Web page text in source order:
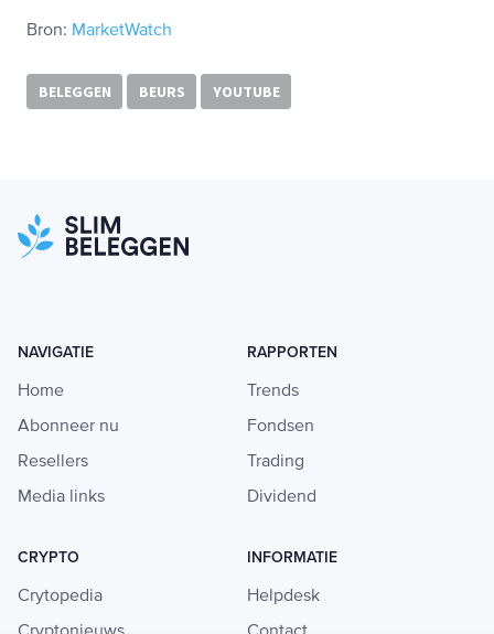
Bron: MarketWatch
BELEGGEN BEURS YOUTUBE
NAVIGATIE
Home
Abonneer nu
Resellers
Media links
RAPPORTEN
Trends
Fondsen
Trading
Dividend
CRYPTO
Crytopedia
INFORMATIE
Helpdesk